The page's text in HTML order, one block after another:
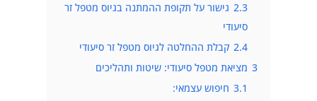
2.3 גישור על תקופת ההמתנה בגיוס מטפל זר
סיעודי
2.4 קבלת ההחלטה לגיוס מטפל זר סיעודי
3 מציאת מטפל סיעודי: שיטות ותהליכים
3.1 חיפוש עצמאי: